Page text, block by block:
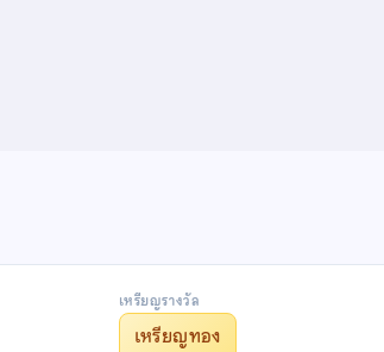
เหรียญรางวัล
เหรียญทอง